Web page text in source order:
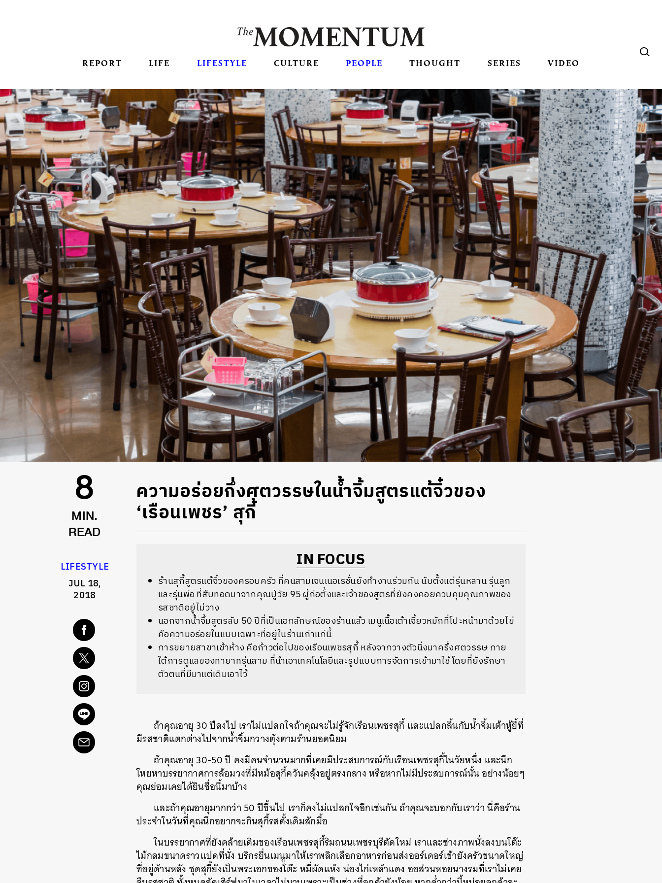
REPORT LIFE LIFESTYLE CULTURE PEOPLE THOUGHT SERIES VIDEO
8
MIN.
READ
LIFESTYLE
JUL 18,
2018
ความอร่อยกึ่งศตวรรษในน้ำจิ้มสูตรแต้จิ๋วของ
‘เรือนเพชร’ สุกี้
IN FOCUS
ร้านสุกี้สูตรแต้จิ๋วของครอบครัว ที่คนสามเจนเนอเรชั่นยังทำงานร่วมกัน นับตั้งแต่รุ่นหลาน รุ่นลูก
และรุ่นพ่อ ที่สืบทอดมาจากคุณปู่วัย 95 ผู้ก่อตั้งและเจ้าของสูตรที่ยังคงคอยควบคุมคุณภาพของ
รสชาติอยู่ไม่วาง
นอกจากน้ำจิ้มสูตรลับ 50 ปีที่เป็นเอกลักษณ์ของร้านแล้ว เมนูเนื้อเต้าเจี้ยวหมักที่โปะหน้ามาด้วยไข่
คือความอร่อยในแบบเฉพาะที่อยู่ในร้านเก่าแก่นี้
การขยายสาขาเข้าห้าง คือก้าวต่อไปของเรือนเพชรสุกี้ หลังจากวางตัวนิ่งมาครึ่งศตวรรษ ภาย
ใต้การดูแลของทายาทรุ่นสาม ที่นำเอาเทคโนโลยีและรูปแบบการจัดการเข้ามาใช้ โดยที่ยังรักษา
ตัวตนที่มีมาแต่เดิมเอาไว้
ถ้าคุณอายุ 30 ปีลงไป เราไม่แปลกใจถ้าคุณจะไม่รู้จักเรือนเพชรสุกี้ และแปลกลิ้นกับน้ำจิ้มเต้าหู้ยี้ที่
มีรสชาติแตกต่างไปจากน้ำจิ้มกวางตุ้งตามร้านยอดนิยม
ถ้าคุณอายุ 30-50 ปี คงมีคนจำนวนมากที่เคยมีประสบการณ์กับเรือนเพชรสุกี้ในวัยหนึ่ง และนึก
โหยหาบรรยากาศการล้อมวงที่มีหม้อสุกี้ควันคลุ้งอยู่ตรงกลาง หรือหากไม่มีประสบการณ์นั้น อย่างน้อยๆ
คุณย่อมเคยได้ยินชื่อนี้มาบ้าง
และถ้าคุณอายุมากกว่า 50 ปีขึ้นไป เราก็คงไม่แปลกใจอีกเช่นกัน ถ้าคุณจะบอกกับเราว่า นี่คือร้าน
ประจำในวันที่คุณนึกอยากจะกินสุกี้รสดั้งเดิมสักมื้อ
ในบรรยากาศที่ยังคล้ายเดิมของเรือนเพชรสุกี้ริมถนนเพชรบุรีตัดใหม่ เราและช่างภาพนั่งลงบนโต๊ะ
ไม้กลมขนาดราวแปดที่นั่ง บริกรยื่นเมนูมาให้เราพลิกเลือกอาหารก่อนส่งออร์เดอร์เข้ายังครัวขนาดใหญ่
ที่อยู่ด้านหลัง ชุดสุกี้ยังเป็นพระเอกของโต๊ะ หมี่ผัดแห้ง น่องไก่เหล้าแดง ออส่วนหอยนางรมที่เราไม่เคย